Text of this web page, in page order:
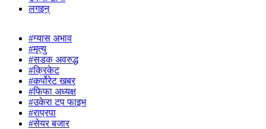
लगइन्
#ग्यास अभाव
#मृत्यु
#सडक अवरुद्ध
#क्रिकेट
#कर्पोरेट खबर
#फिफा अध्यक्ष
#उकेरा टप फाइभ
#राप्रपा
#सेयर बजार